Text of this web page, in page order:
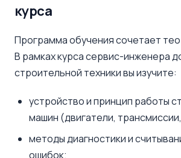
курса
Программа обучения сочетает
В рамках курса сервис-инженера
строительной техники вы изучите:
устройство и принцип работы
машин (двигатели,
методы диагностики и
ошибок;